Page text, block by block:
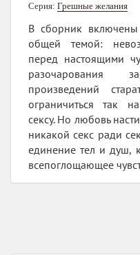
Серия: Грешные желания
В сборник
общей темой:
перед настоящими
разочарования
произведений
ограничиться так
сексу. Но любовь
никакой секс ради
единение тел и душ,
всепоглощающее